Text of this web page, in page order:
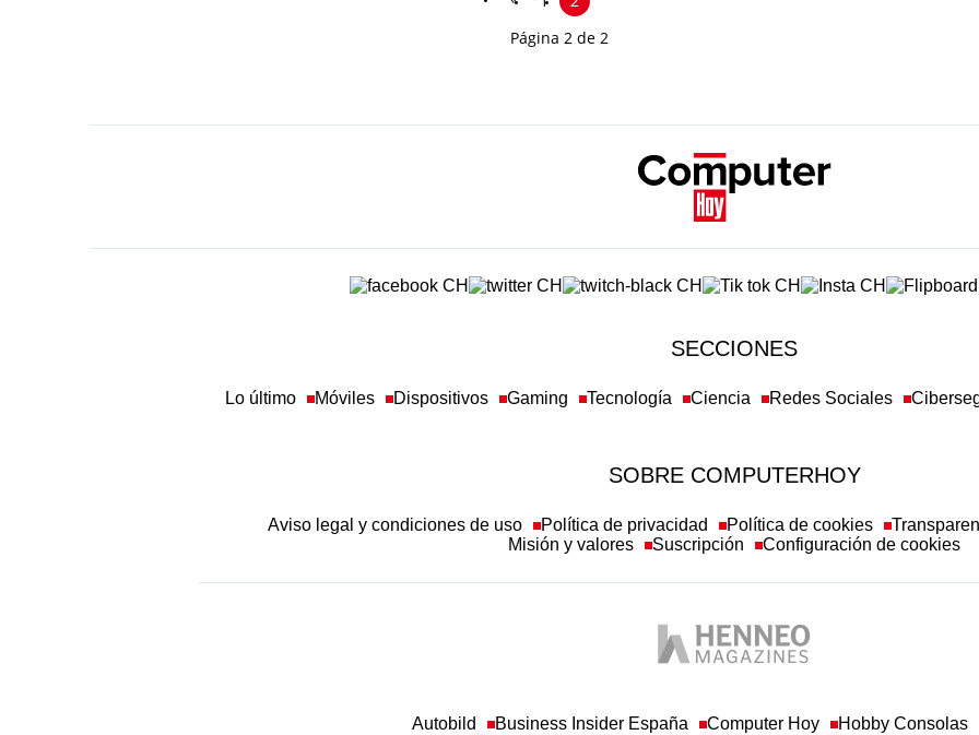
Página 2 de 2
SECCIONES
Lo último Móviles Dispositivos Gaming Tecnología Ciencia Redes Sociales
SOBRE COMPUTERHOY
Aviso legal y condiciones de uso Política de privacidad Política de cookies
Misión y valores
Suscripción Configuración de cookies
Autobild Business Insider España Computer Hoy Hobby Consolas